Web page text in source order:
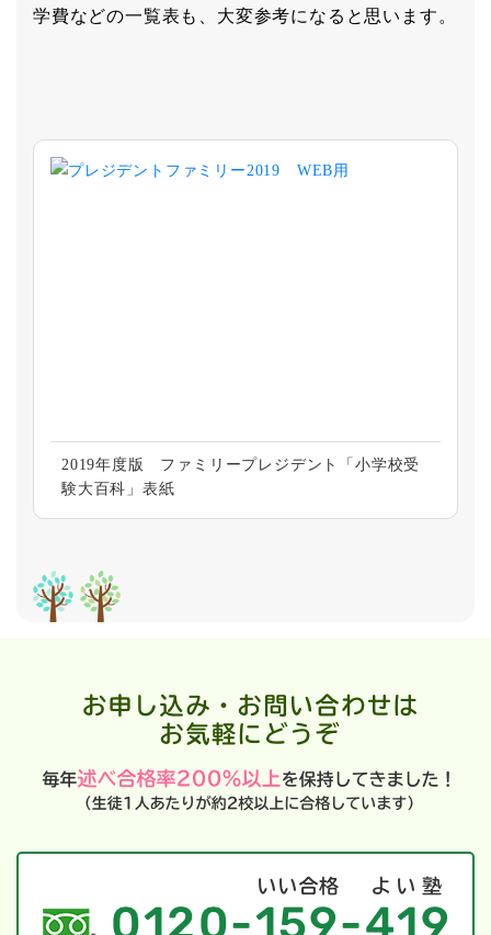
学費などの一覧表も、大変参考になると思います。
2019年度版 ファミリープレジデント「小学校受
験大百科」表紙